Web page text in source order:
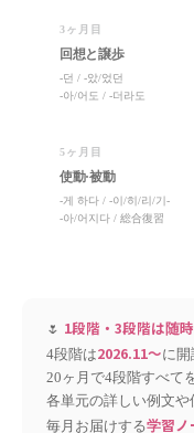
3ヶ月目
回想と譲歩
-던 / -았/었던
-아/어도 / -더라도
5ヶ月目
使動·被動
-게 하다 / -이/히/리/기-
-아/어지다 / 総合復習
🌷 1段階・3段階は随
4段階は2026.11〜に開
20ヶ月で4段階すべて
各単元の詳しい例文や
毎月お届けする学習ノ